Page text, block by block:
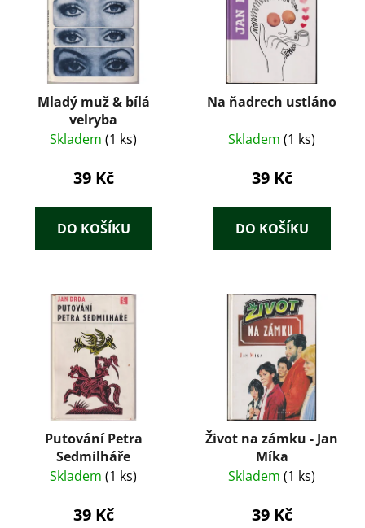
Mladý muž & bílá
velryba
Skladem (1 ks)
39 Kč
DO KOŠÍKU
Na ňadrech ustláno
Skladem (1 ks)
39 Kč
DO KOŠÍKU
Putování Petra
Sedmilháře
Skladem (1 ks)
39 Kč
Život na zámku - Jan
Míka
Skladem (1 ks)
39 Kč